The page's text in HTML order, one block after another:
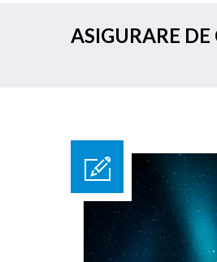
ASIGURARE